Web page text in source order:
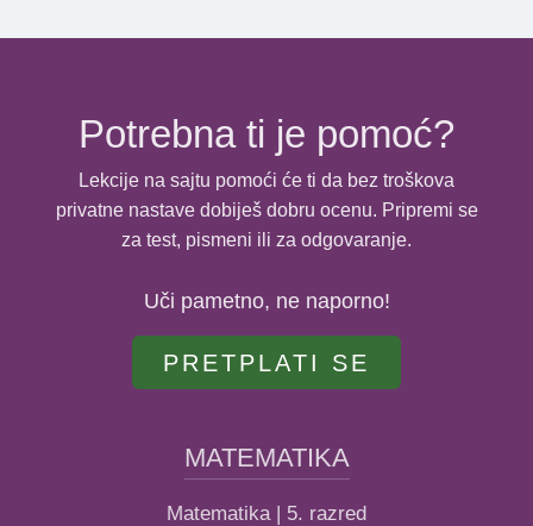
Potrebna ti je pomoć?
Lekcije na sajtu pomoći će ti da bez troškova
privatne nastave dobiješ dobru ocenu. Pripremi se
za test, pismeni ili za odgovaranje.
Uči pametno, ne naporno!
PRETPLATI SE
MATEMATIKA
Matematika | 5. razred